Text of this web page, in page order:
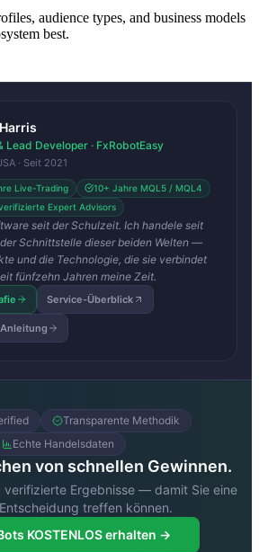
audience types, and business models
best.
Lead Developer · FxRobotEasy
· Seit 2021
Live-Trading
10+ Jahre MQL5 / MQL4
Expert Advisors
seit der Schulzeit. Ich handele seit
Schnittstelle dieser beiden Welten —
und die Technologie, die sie verbindet
fünfzehn Jahren meine Zeit.
Service-Überblick
Transparente Methodik
Echte Handelsdaten
von schnellen Gewinnen.
verifizierte Ergebnisse — damit Sie eine
treffen können.
KOSTENLOS erhalten →